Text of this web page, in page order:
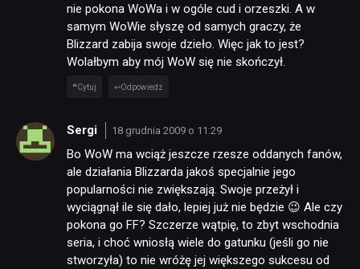
nie pokona WoWa i w ogóle cud i orzeszki. A w
samym WoWie słyszę od samych graczy, że
Blizzard zabija swoje dzieło. Więc jak to jest?
Wolałbym aby mój WoW się nie skończył.
Cytuj Odpowiedz
Sergi 18 grudnia 2009 o 11:29
Bo WoW ma wciąż jeszcze rzesze oddanych fanów,
ale działania Blizzarda jakoś specjalnie jego
popularności nie zwiększają. Swoje przeżył i
wyciągnął ile się dało, lepiej już nie będzie 😉 Ale czy
pokona go FF? Szczerze wątpię, to zbyt wschodnia
seria, i choć wniosłą wiele do gatunku (jeśli go nie
stworzyła) to nie wróżę jej większego sukcesu od